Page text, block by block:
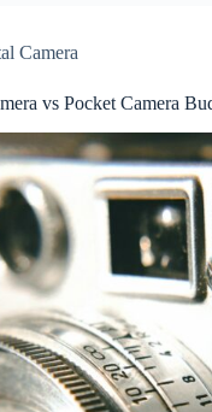
Camera
vs Pocket Camera